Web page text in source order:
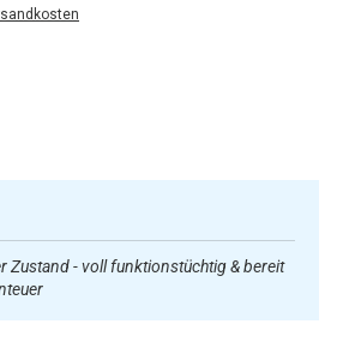
Zustand - voll funktionstüchtig & bereit